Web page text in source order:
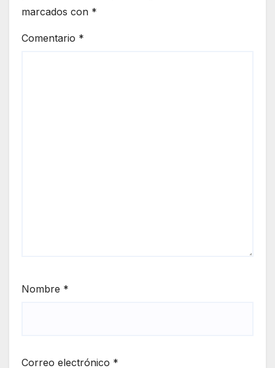
marcados con *
Comentario *
Nombre *
Correo electrónico *